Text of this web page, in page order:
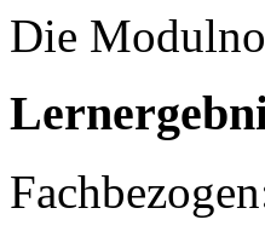
Die